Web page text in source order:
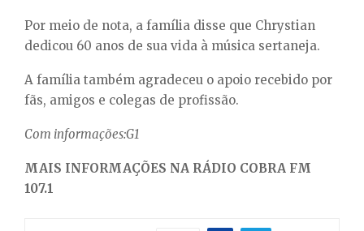
Por meio de nota, a família disse que Chrystian
dedicou 60 anos de sua vida à música sertaneja.
A família também agradeceu o apoio recebido por
fãs, amigos e colegas de profissão.
Com informações:G1
MAIS INFORMAÇÕES NA RÁDIO COBRA FM
107.1